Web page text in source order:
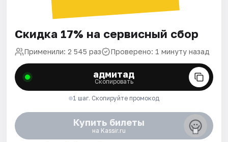
Скидка 17% на сервисный сбор
Применили: 2 545 раз Проверено: 1 минуту назад
адмитад
Скопировать
1 шаг. Скопируйте промокод
Купить билеты
на Kassir.ru